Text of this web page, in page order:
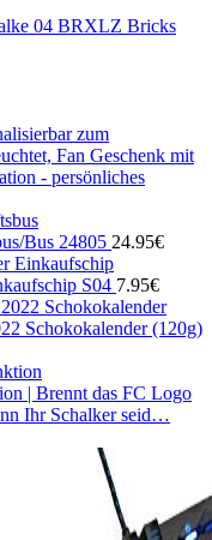
04 BRXLZ Bricks
zum
Fan Geschenk mit
- persönliches
Bus 24805 24.95€
S04 7.95€
Schokokalender (120g)
| Brennt das FC Logo
Ihr Schalker seid…